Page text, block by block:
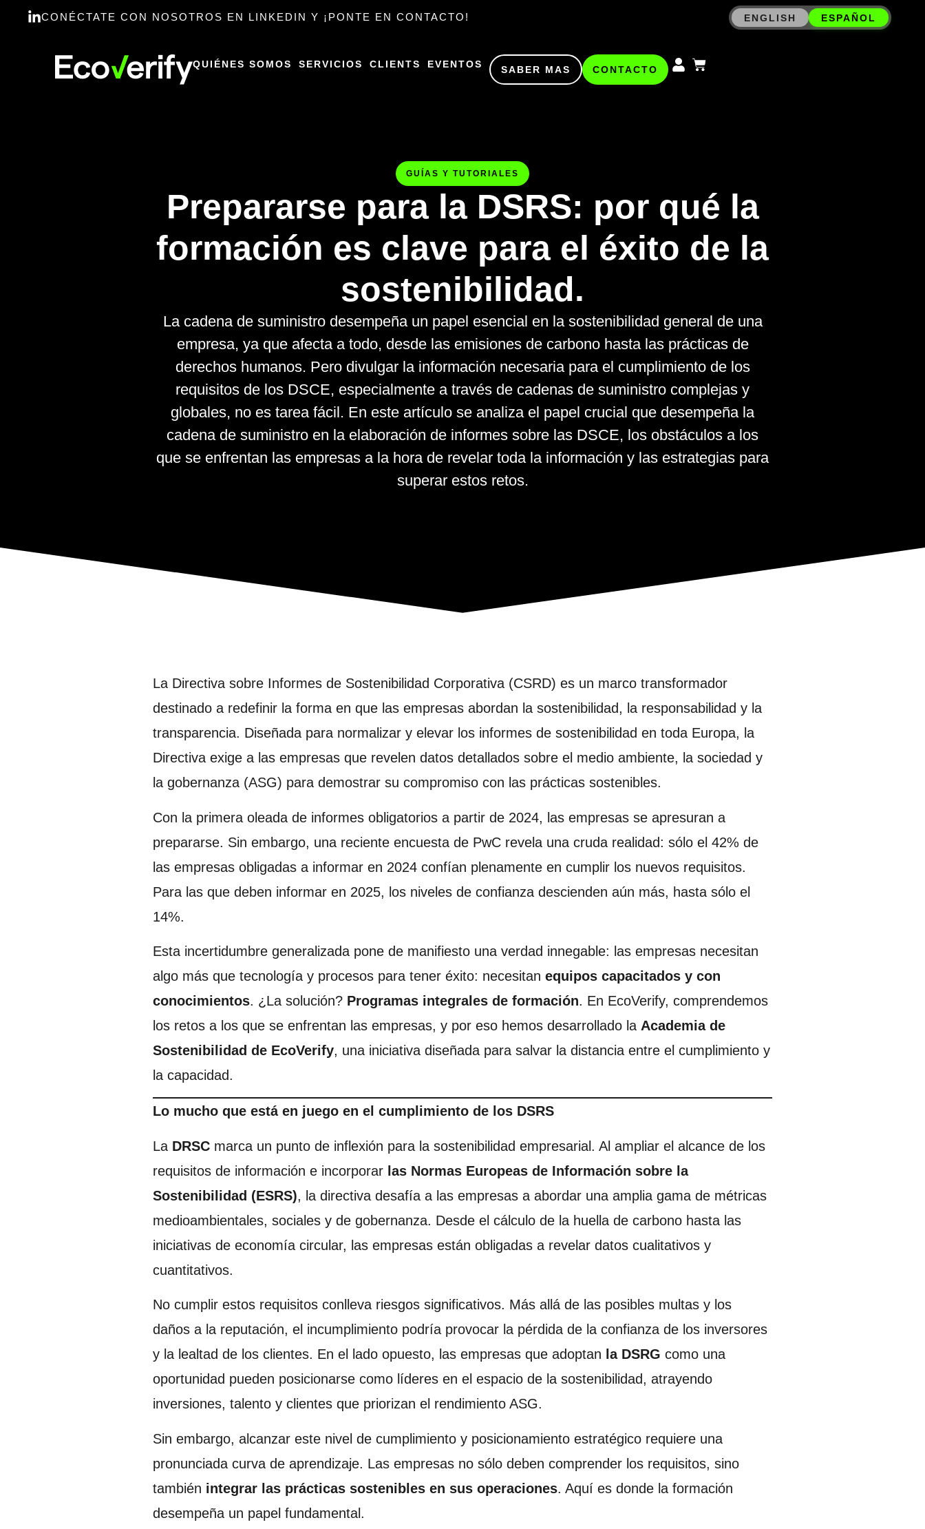
CONÉCTATE CON NOSOTROS EN LINKEDIN Y ¡PONTE EN CONTACTO! ENGLISH ESPAÑOL
QUIÉNES SOMOS SERVICIOS CLIENTS EVENTOS SABER MAS CONTACTO
GUÍAS Y TUTORIALES
Prepararse para la DSRS: por qué la
formación es clave para el éxito de la
sostenibilidad.
La cadena de suministro desempeña un papel esencial en la sostenibilidad general de una
empresa, ya que afecta a todo, desde las emisiones de carbono hasta las prácticas de
derechos humanos. Pero divulgar la información necesaria para el cumplimiento de los
requisitos de los DSCE, especialmente a través de cadenas de suministro complejas y
globales, no es tarea fácil. En este artículo se analiza el papel crucial que desempeña la
cadena de suministro en la elaboración de informes sobre las DSCE, los obstáculos a los
que se enfrentan las empresas a la hora de revelar toda la información y las estrategias para
superar estos retos.
La Directiva sobre Informes de Sostenibilidad Corporativa (CSRD) es un marco transformador
destinado a redefinir la forma en que las empresas abordan la sostenibilidad, la responsabilidad y la
transparencia. Diseñada para normalizar y elevar los informes de sostenibilidad en toda Europa, la
Directiva exige a las empresas que revelen datos detallados sobre el medio ambiente, la sociedad y
la gobernanza (ASG) para demostrar su compromiso con las prácticas sostenibles.
Con la primera oleada de informes obligatorios a partir de 2024, las empresas se apresuran a
prepararse. Sin embargo, una reciente encuesta de PwC revela una cruda realidad: sólo el 42% de
las empresas obligadas a informar en 2024 confían plenamente en cumplir los nuevos requisitos.
Para las que deben informar en 2025, los niveles de confianza descienden aún más, hasta sólo el
14%.
Esta incertidumbre generalizada pone de manifiesto una verdad innegable: las empresas necesitan
algo más que tecnología y procesos para tener éxito: necesitan equipos capacitados y con
conocimientos. ¿La solución? Programas integrales de formación. En EcoVerify, comprendemos
los retos a los que se enfrentan las empresas, y por eso hemos desarrollado la Academia de
Sostenibilidad de EcoVerify, una iniciativa diseñada para salvar la distancia entre el cumplimiento y
la capacidad.
Lo mucho que está en juego en el cumplimiento de los DSRS
La DRSC marca un punto de inflexión para la sostenibilidad empresarial. Al ampliar el alcance de los
requisitos de información e incorporar las Normas Europeas de Información sobre la
Sostenibilidad (ESRS), la directiva desafía a las empresas a abordar una amplia gama de métricas
medioambientales, sociales y de gobernanza. Desde el cálculo de la huella de carbono hasta las
iniciativas de economía circular, las empresas están obligadas a revelar datos cualitativos y
cuantitativos.
No cumplir estos requisitos conlleva riesgos significativos. Más allá de las posibles multas y los
daños a la reputación, el incumplimiento podría provocar la pérdida de la confianza de los inversores
y la lealtad de los clientes. En el lado opuesto, las empresas que adoptan la DSRG como una
oportunidad pueden posicionarse como líderes en el espacio de la sostenibilidad, atrayendo
inversiones, talento y clientes que priorizan el rendimiento ASG.
Sin embargo, alcanzar este nivel de cumplimiento y posicionamiento estratégico requiere una
pronunciada curva de aprendizaje. Las empresas no sólo deben comprender los requisitos, sino
también integrar las prácticas sostenibles en sus operaciones. Aquí es donde la formación
desempeña un papel fundamental.